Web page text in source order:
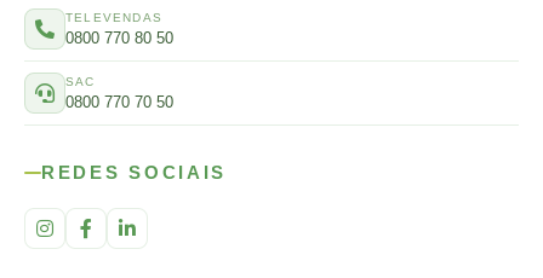
TELEVENDAS
0800 770 80 50
SAC
0800 770 70 50
REDES SOCIAIS